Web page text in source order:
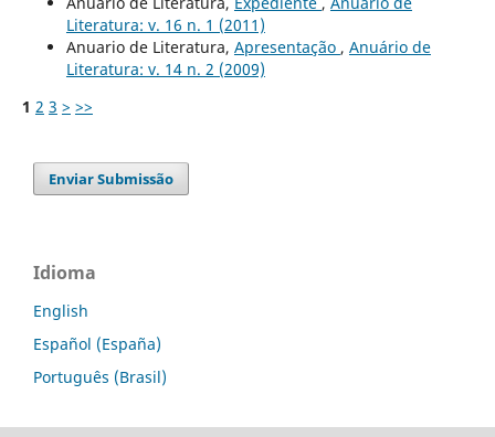
Literatura: v. 16 n. 1 (2011)
Anuario de Literatura, Apresentação , Anuário de
Literatura: v. 14 n. 2 (2009)
1 2 3 > >>
Enviar Submissão
Idioma
English
Español (España)
Português (Brasil)